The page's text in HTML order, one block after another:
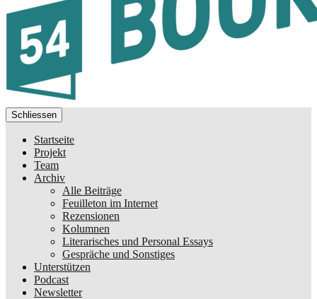
Schliessen
Startseite
Projekt
Team
Archiv
Alle Beiträge
Feuilleton im Internet
Rezensionen
Kolumnen
Literarisches und Personal Essays
Gespräche und Sonstiges
Unterstützen
Podcast
Newsletter